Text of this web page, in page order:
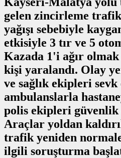
gelen zincirleme
yağışı sebebiyle
etkisiyle 3 tır ve 5
Kazada 1'i ağır
kişi yaralandı. Olay
ve sağlık ekipleri
ambulanslarla
polis ekipleri güvenlik
Araçlar yoldan
trafik yeniden
ilgili soruşturma